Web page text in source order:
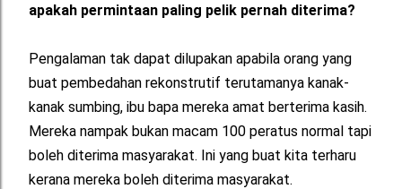
apakah permintaan paling pelik pernah diterima?
Pengalaman tak dapat dilupakan apabila orang yang
buat pembedahan rekonstrutif terutamanya kanak-
kanak sumbing, ibu bapa mereka amat berterima kasih.
Mereka nampak bukan macam 100 peratus normal tapi
boleh diterima masyarakat. Ini yang buat kita terharu
kerana mereka boleh diterima masyarakat.